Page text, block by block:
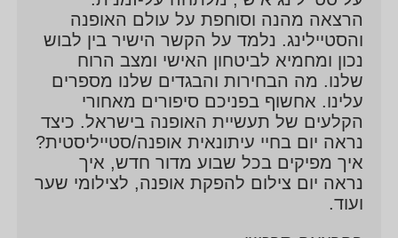
הרצאה מהנה וסוחפת על עולם האופנה
והסטיילינג. נלמד על הקשר הישיר בין לבוש
נכון ומחמיא לביטחון האישי ומצב הרוח
שלנו. מה הבחירות והבגדים שלנו מספרים
עלינו. אחשוף בפניכם סיפורים מאחורי
הקלעים של תעשיית האופנה בישראל. כיצד
נראה יום בחיי עיתונאית אופנה/סטייליסטית?
איך מפיקים בכל שבוע מדור חדש, איך
נראה יום צילום להפקת אופנה, לצילומי שער
ועוד.